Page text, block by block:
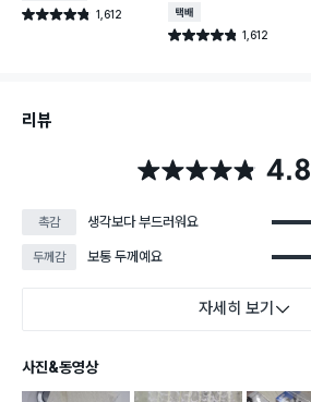
별점 4.8점 1,612
건 작성
택배배송
별점 4.8점 1,612
건 작성
리뷰
별점 4.8점 4.8
촉감 생각보다 부드러워요
두께감 보통 두께예요
자세히 보기
사진&동영상